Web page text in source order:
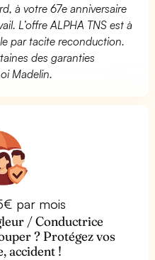
à votre 67e anniversaire
L’offre ALPHA TNS est à
par tacite reconduction.
des garanties
Madelin.
par mois
/ Conductrice
? Protégez vos
accident !